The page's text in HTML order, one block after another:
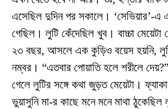
এসেছিল দুদিন পর সকালে। ‘সেভিয়ার’-এ
গেছিল। লুটি কেঁদেছিল খুব। বাচ্চা মেয়েটা
২৩ বছর, আসলে এক কুড়িও বয়েস হয়নি,
নম্বর। “এতবার পোয়াতি হলে শরীলে
গেলে লুটির সঙ্গে কথা জুড়ত মেয়েটা।
ভুয়াসুনি মা-র কাছে মনে মনে মাথা